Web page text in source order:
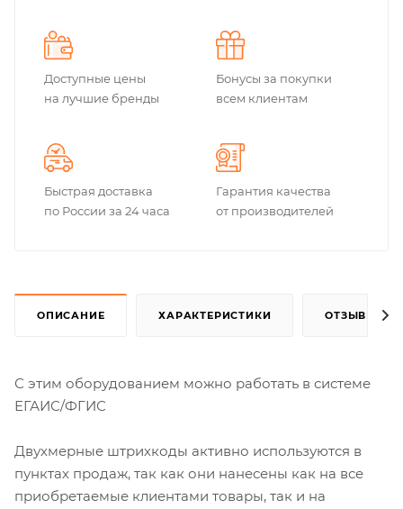
Доступные цены
на лучшие бренды
Бонусы за покупки
всем клиентам
Быстрая доставка
по России за 24 часа
Гарантия качества
от производителей
ОПИСАНИЕ ХАРАКТЕРИСТИКИ ОТЗЫВЫ
С этим оборудованием можно работать в системе
ЕГАИС/ФГИС
Двухмерные штрихкоды активно используются в
пунктах продаж, так как они нанесены как на все
приобретаемые клиентами товары, так и на